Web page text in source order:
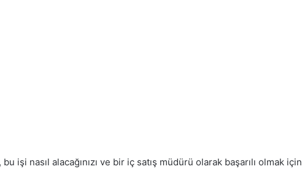
işi nasıl alacağınızı ve bir iç satış müdürü olarak başarılı olmak için